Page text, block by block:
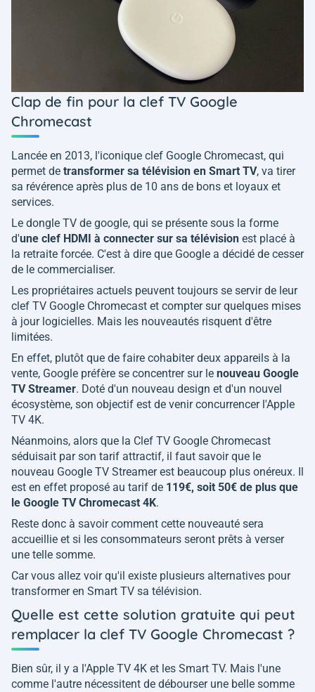
Clap de fin pour la clef TV Google
Chromecast
Lancée en 2013, l'iconique clef Google Chromecast, qui
permet de transformer sa télévision en Smart TV, va tirer
sa révérence après plus de 10 ans de bons et loyaux et
services.
Le dongle TV de google, qui se présente sous la forme
d'une clef HDMI à connecter sur sa télévision est placé à
la retraite forcée. C'est à dire que Google a décidé de cesser
de le commercialiser.
Les propriétaires actuels peuvent toujours se servir de leur
clef TV Google Chromecast et compter sur quelques mises
à jour logicielles. Mais les nouveautés risquent d'être
limitées.
En effet, plutôt que de faire cohabiter deux appareils à la
vente, Google préfère se concentrer sur le nouveau Google
TV Streamer. Doté d'un nouveau design et d'un nouvel
écosystème, son objectif est de venir concurrencer l'Apple
TV 4K.
Néanmoins, alors que la Clef TV Google Chromecast
séduisait par son tarif attractif, il faut savoir que le
nouveau Google TV Streamer est beaucoup plus onéreux. Il
est en effet proposé au tarif de 119€, soit 50€ de plus que
le Google TV Chromecast 4K.
Reste donc à savoir comment cette nouveauté sera
accueillie et si les consommateurs seront prêts à verser
une telle somme.
Car vous allez voir qu'il existe plusieurs alternatives pour
transformer en Smart TV sa télévision.
Quelle est cette solution gratuite qui peut
remplacer la clef TV Google Chromecast ?
Bien sûr, il y a l'Apple TV 4K et les Smart TV. Mais l'une
comme l'autre nécessitent de débourser une belle somme